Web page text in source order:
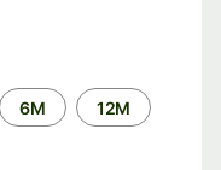
6M 12M